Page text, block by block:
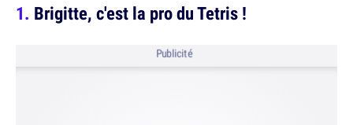
Brigitte, c'est la pro du Tetris !
Publicité